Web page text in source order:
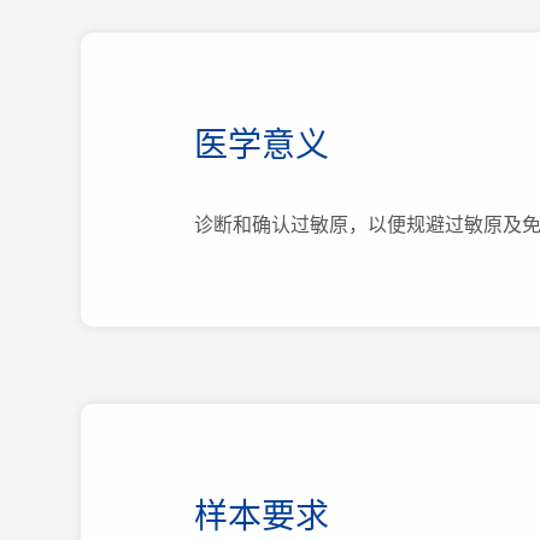
医学意义
诊断和确认过敏原，以便规避过敏原及免
样本要求